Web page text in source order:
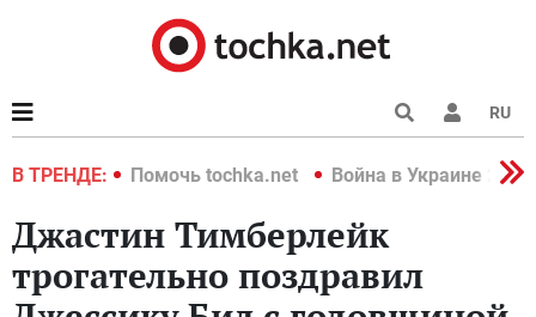
RU
В ТРЕНДЕ:
2022 Помочь tochka.net Война в Украине 2022
Джастин Тимберлейк
трогательно поздравил